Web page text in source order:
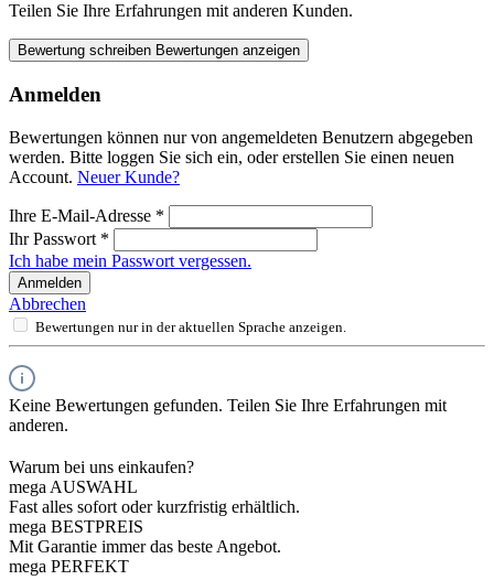
Teilen Sie Ihre Erfahrungen mit anderen Kunden.
Bewertung schreiben Bewertungen anzeigen
Anmelden
Bewertungen können nur von angemeldeten Benutzern abgegeben
werden. Bitte loggen Sie sich ein, oder erstellen Sie einen neuen
Account. Neuer Kunde?
Ihre E-Mail-Adresse *
Ihr Passwort *
Ich habe mein Passwort vergessen.
Anmelden
Abbrechen
Bewertungen nur in der aktuellen Sprache anzeigen.
Keine Bewertungen gefunden. Teilen Sie Ihre Erfahrungen mit
anderen.
Warum bei uns einkaufen?
mega AUSWAHL
Fast alles sofort oder kurzfristig erhältlich.
mega BESTPREIS
Mit Garantie immer das beste Angebot.
mega PERFEKT